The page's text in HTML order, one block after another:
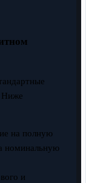
Ниже
на полную
номинальную
и